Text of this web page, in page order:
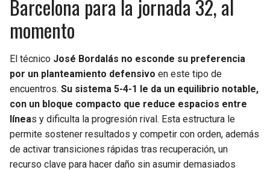
Barcelona para la jornada 32, al
momento
El técnico José Bordalás no esconde su preferencia
por un planteamiento defensivo en este tipo de
encuentros. Su sistema 5-4-1 le da un equilibrio notable,
con un bloque compacto que reduce espacios entre
líneas y dificulta la progresión rival. Esta estructura le
permite sostener resultados y competir con orden, además
de activar transiciones rápidas tras recuperación, un
recurso clave para hacer daño sin asumir demasiados